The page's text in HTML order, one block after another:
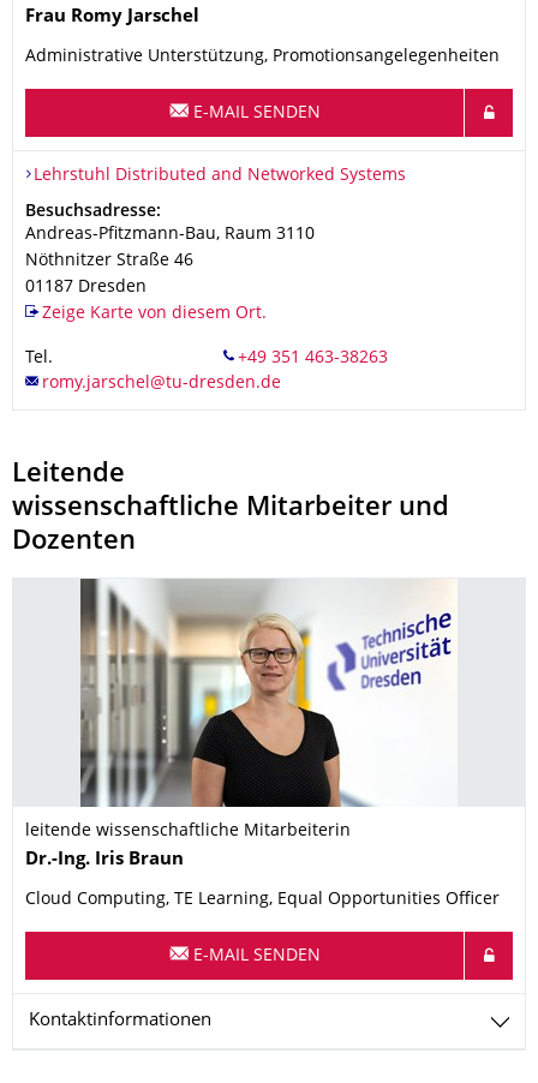
Name
Frau Romy Jarschel
Administrative Unterstützung, Promotionsangelegenheiten
E-MAIL SENDEN
Organisationsname
Lehrstuhl Distributed and Networked Systems
Lehrstuhl Distributed and Networked Systems
Adresse
Besuchsadresse:
Andreas-Pfitzmann-Bau, Raum 3110
Nöthnitzer Straße 46
01187 Dresden
Zeige Karte von diesem Ort.
Tel.
Leitende
wissenschaftliche Mitarbeiter und
Dozenten
leitende wissenschaftliche Mitarbeiterin
Name
Dr.-Ing. Iris Braun
Cloud Computing, TE Learning, Equal Opportunities Officer
E-MAIL SENDEN
Kontaktinformationen